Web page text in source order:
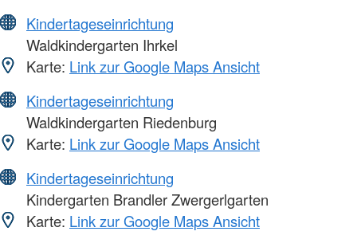
Kindertageseinrichtung
Waldkindergarten Ihrkel
Karte: Link zur Google Maps Ansicht
Kindertageseinrichtung
Waldkindergarten Riedenburg
Karte: Link zur Google Maps Ansicht
Kindertageseinrichtung
Kindergarten Brandler Zwergerlgarten
Karte: Link zur Google Maps Ansicht